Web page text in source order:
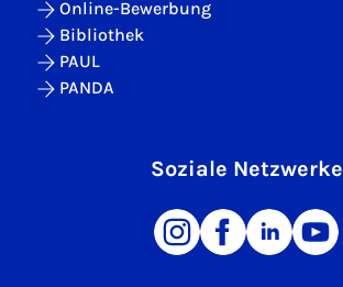
Online-Bewerbung
Bibliothek
PAUL
PANDA
Soziale Netzwerke